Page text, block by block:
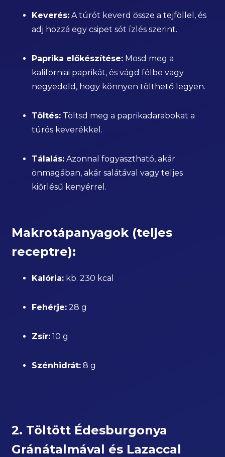
Keverés: A túrót keverd össze a tejföllel, és
adj hozzá egy csipet sót ízlés szerint.
Paprika előkészítése: Mosd meg a
kaliforniai paprikát, és vágd félbe vagy
negyedeld, hogy könnyen tölthető legyen.
Töltés: Töltsd meg a paprikadarabokat a
túrós keverékkel.
Tálalás: Azonnal fogyasztható, akár
önmagában, akár salátával vagy teljes
kiőrlésű kenyérrel.
Makrotápanyagok (teljes
receptre):
Kalória: kb. 230 kcal
Fehérje: 28 g
Zsír: 10 g
Szénhidrát: 8 g
2. Töltött Édesburgonya
Gránátalmával és Lazaccal